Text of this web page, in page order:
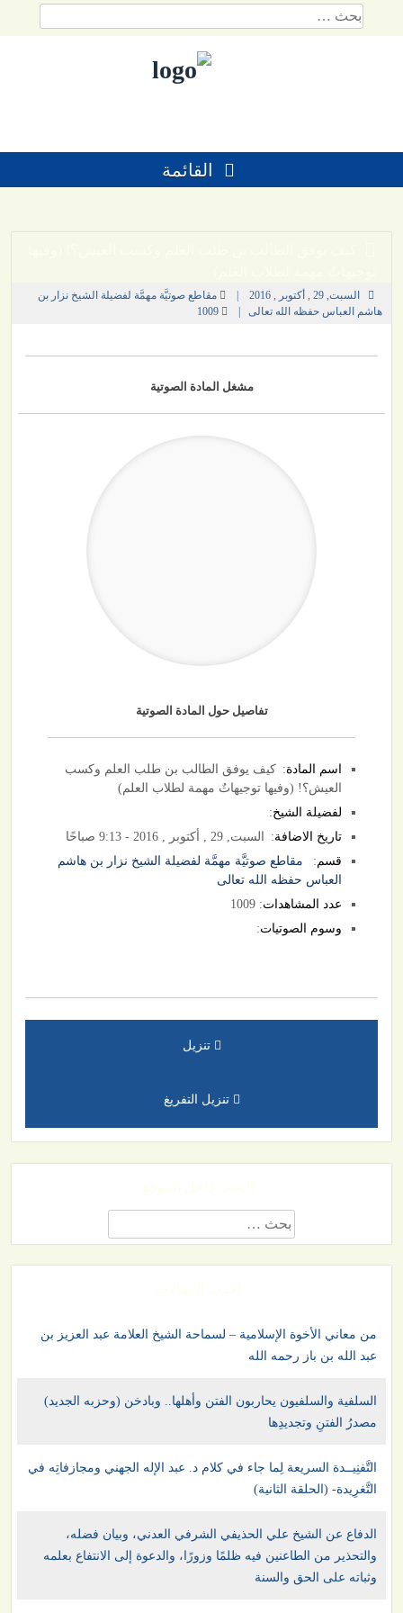
للمحتوي
البحث
السبت, 29 , أكتوبر , 2016
مقاطع صوتيَّة مهمَّة لفضيلة الشيخ نزار بن
هاشم العباس حفظه الله تعالى
1009
مشغل المادة الصوتية
تفاصيل حول المادة الصوتية
اسم المادة: كيف يوفق الطالب بن طلب العلم وكسب
العيش؟! (وفيها توجيهاتٌ مهمة لطلاب العلم)
لفضيلة الشيخ:
تاريخ الاضافة:
السبت, 29 , أكتوبر , 2016 - 9:13 صباحًا
قسم: مقاطع صوتيَّة مهمَّة لفضيلة الشيخ نزار بن هاشم
العباس حفظه الله تعالى
عدد المشاهدات: 1009
وسوم الصوتيات:
تنزيل
تنزيل التفريغ
البحث
عن:
من معاني الأخوة الإسلامية – لسماحة الشيخ العلامة عبد العزيز بن
عبد الله بن باز رحمه الله
السلفية والسلفيون يحاربون الفتن وأهلها.. وبادخن (وحزبه الجديد)
مصدرُ الفتنِ وتجديدِها
التَّفنِيــدة السريعة لِما جاء في كلام د. عبد الإله الجهني ومجازفاتِه في
التَّغرِيدة- (الحلقة الثانية)
الدفاع عن الشيخ علي الحذيفي الشرفي العدني، وبيان فضله،
والتحذير من الطاعنين فيه ظلمًا وزورًا، والدعوة إلى الانتفاع بعلمه
وثباته على الحق والسنة